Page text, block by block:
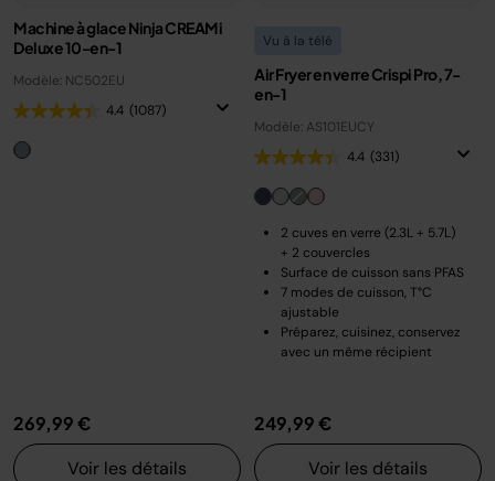
Machine à glace Ninja CREAMi
Deluxe 10-en-1
Modèle: NC502EU
4.4 (1087)
269,99 €
Voir les détails
Vu à la télé
Air Fryer en verre Crispi Pro, 7-
en-1
Modèle: AS101EUCY
4.4 (331)
2 cuves en verre (2.3L + 5.7L)
+ 2 couvercles
Surface de cuisson sans PFAS
7 modes de cuisson, T°C
ajustable
Préparez, cuisinez, conservez
avec un même récipient
249,99 €
Voir les détails